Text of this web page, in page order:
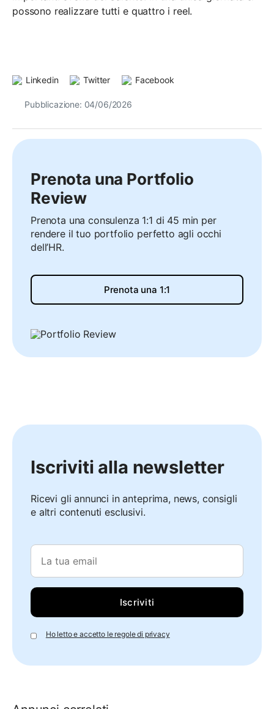
possono realizzare tutti e quattro i reel.
Linkedin Twitter Facebook
Pubblicazione: 04/06/2026
Prenota una Portfolio
Review
Prenota una consulenza 1:1 di 45 min per
rendere il tuo portfolio perfetto agli occhi
dell’HR.
Prenota una 1:1
Iscriviti alla newsletter
Ricevi gli annunci in anteprima, news, consigli
e altri contenuti esclusivi.
Ho letto e accetto le regole di privacy